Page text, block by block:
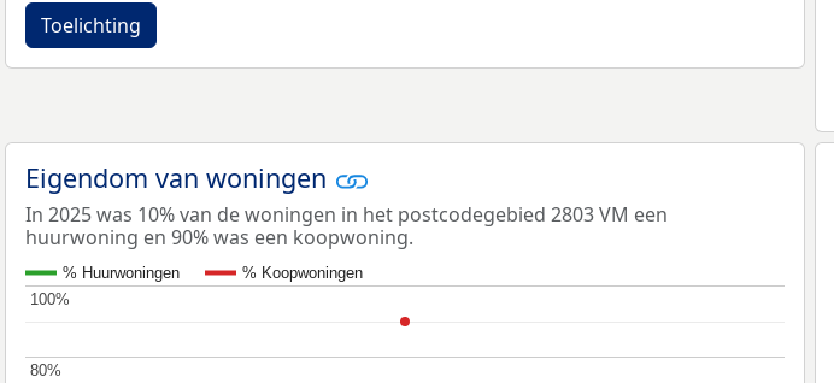
Toelichting
Eigendom van woningen
In 2025 was 10% van de woningen in het postcodegebied 2803 VM een
huurwoning en 90% was een koopwoning.
% Huurwoningen % Koopwoningen
80%
80%
100%
100%